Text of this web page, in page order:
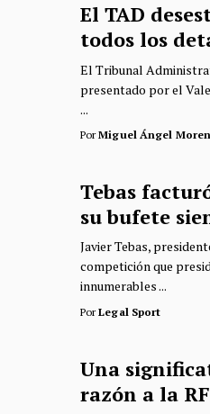
El TAD
todos los
El Tribunal
presentado por el
...
PorMiguel Ángel
Tebas
su bufete
Javier Tebas,
competición que
innumerables ...
PorLegal Sport
Una
razón a la